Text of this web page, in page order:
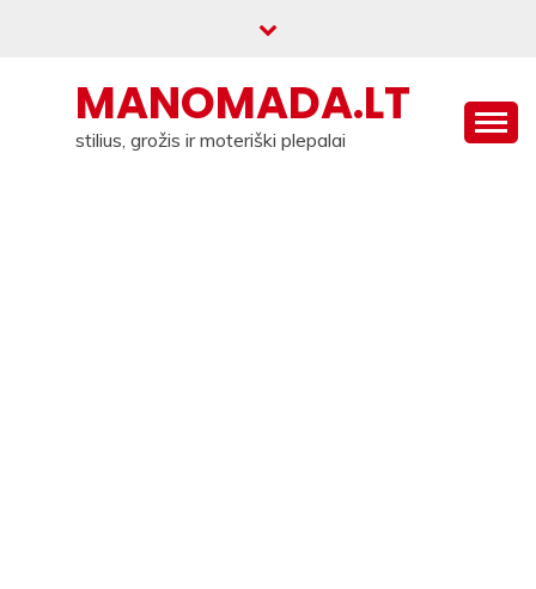
MANOMADA.LT
stilius, grožis ir moteriški plepalai